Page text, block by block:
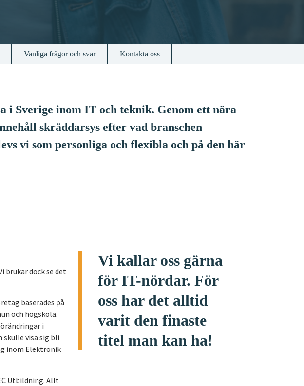
Vanliga frågor och svar Kontakta oss
i Sverige inom IT och teknik. Genom ett nära
skräddarsys efter vad branschen
vi som personliga och flexibla och på den här
brukar dock se det
baserades på
och högskola.
i
skulle visa sig bli
inom Elektronik
Utbildning. Allt
Vi kallar oss gärna
för IT-nördar. För
oss har det alltid
varit den finaste
titel man kan ha!